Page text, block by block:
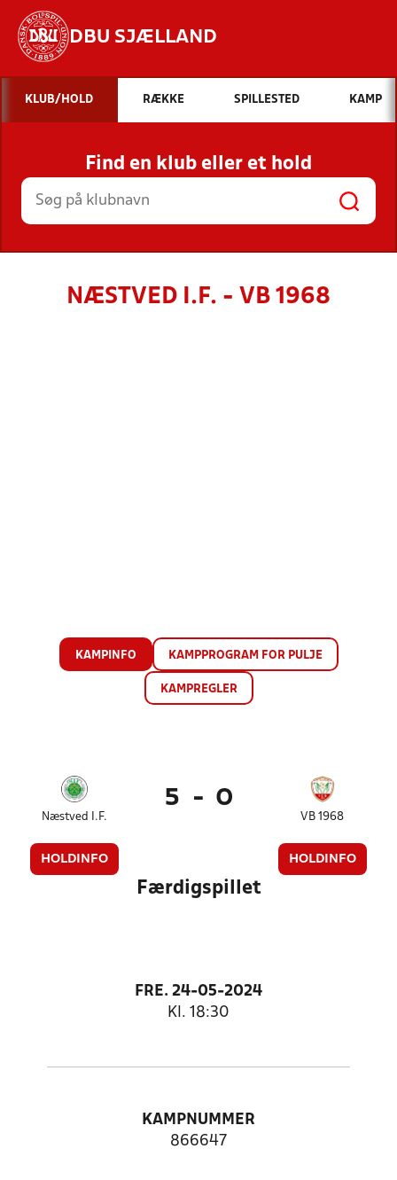
DBU SJÆLLAND
Hvad vil du søge efter?
INDHOLD OG NYHEDER
STILLINGER, RESULTATER, KLUBBER OG
HOLD
KLUB/HOLD RÆKKE SPILLESTED KAMP
Find en klub eller et hold
NÆSTVED I.F. - VB 1968
KAMPINFO KAMPPROGRAM FOR PULJE
KAMPREGLER
Næstved I.F.
HOLDINFO
5 - 0
VB 1968
HOLDINFO
Færdigspillet
FRE. 24-05-2024
Kl. 18:30
KAMPNUMMER
866647